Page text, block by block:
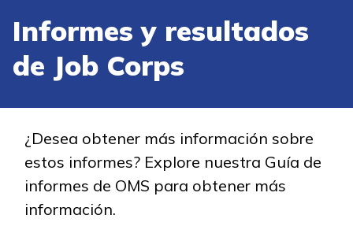
Vida En El Campus
Habilidades académicas
Estudiar
Programas de
Informes y resultados
de Job Corps
¿Desea obtener más información sobre
estos informes? Explore nuestra Guía de
informes de OMS para obtener más
información.